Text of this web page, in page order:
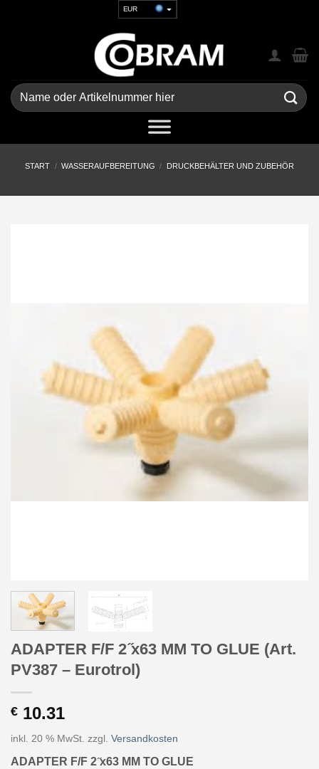
EUR
GBP
CHF
UAH
Suchen
nach:
START / WASSERAUFBEREITUNG / DRUCKBEHÄLTER UND ZUBEHÖR
ADAPTER F/F 2 ̋x63 MM TO GLUE (Art.
PV387 – Eurotrol)
€ 10.31
inkl. 20 % MwSt. zzgl. Versandkosten
ADAPTER F/F 2 ̋x63 MM TO GLUE